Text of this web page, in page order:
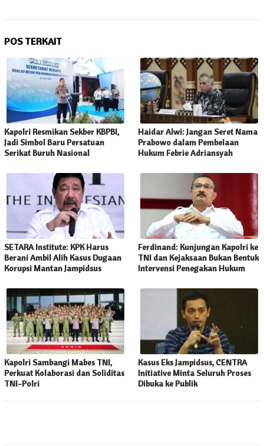
POS TERKAIT
Kapolri Resmikan Sekber KBPBI,
Jadi Simbol Baru Persatuan
Serikat Buruh Nasional
Haidar Alwi: Jangan Seret Nama
Prabowo dalam Pembelaan
Hukum Febrie Adriansyah
SETARA Institute: KPK Harus
Berani Ambil Alih Kasus Dugaan
Korupsi Mantan Jampidsus
Ferdinand: Kunjungan Kapolri ke
TNI dan Kejaksaan Bukan Bentuk
Intervensi Penegakan Hukum
Kapolri Sambangi Mabes TNI,
Perkuat Kolaborasi dan Soliditas
TNI-Polri
Kasus Eks Jampidsus, CENTRA
Initiative Minta Seluruh Proses
Dibuka ke Publik